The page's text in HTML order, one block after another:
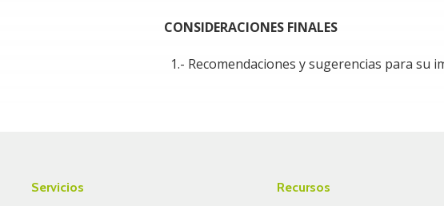
CONSIDERACIONES FINALES
Recomendaciones y sugerencias para su
Servicios Recursos